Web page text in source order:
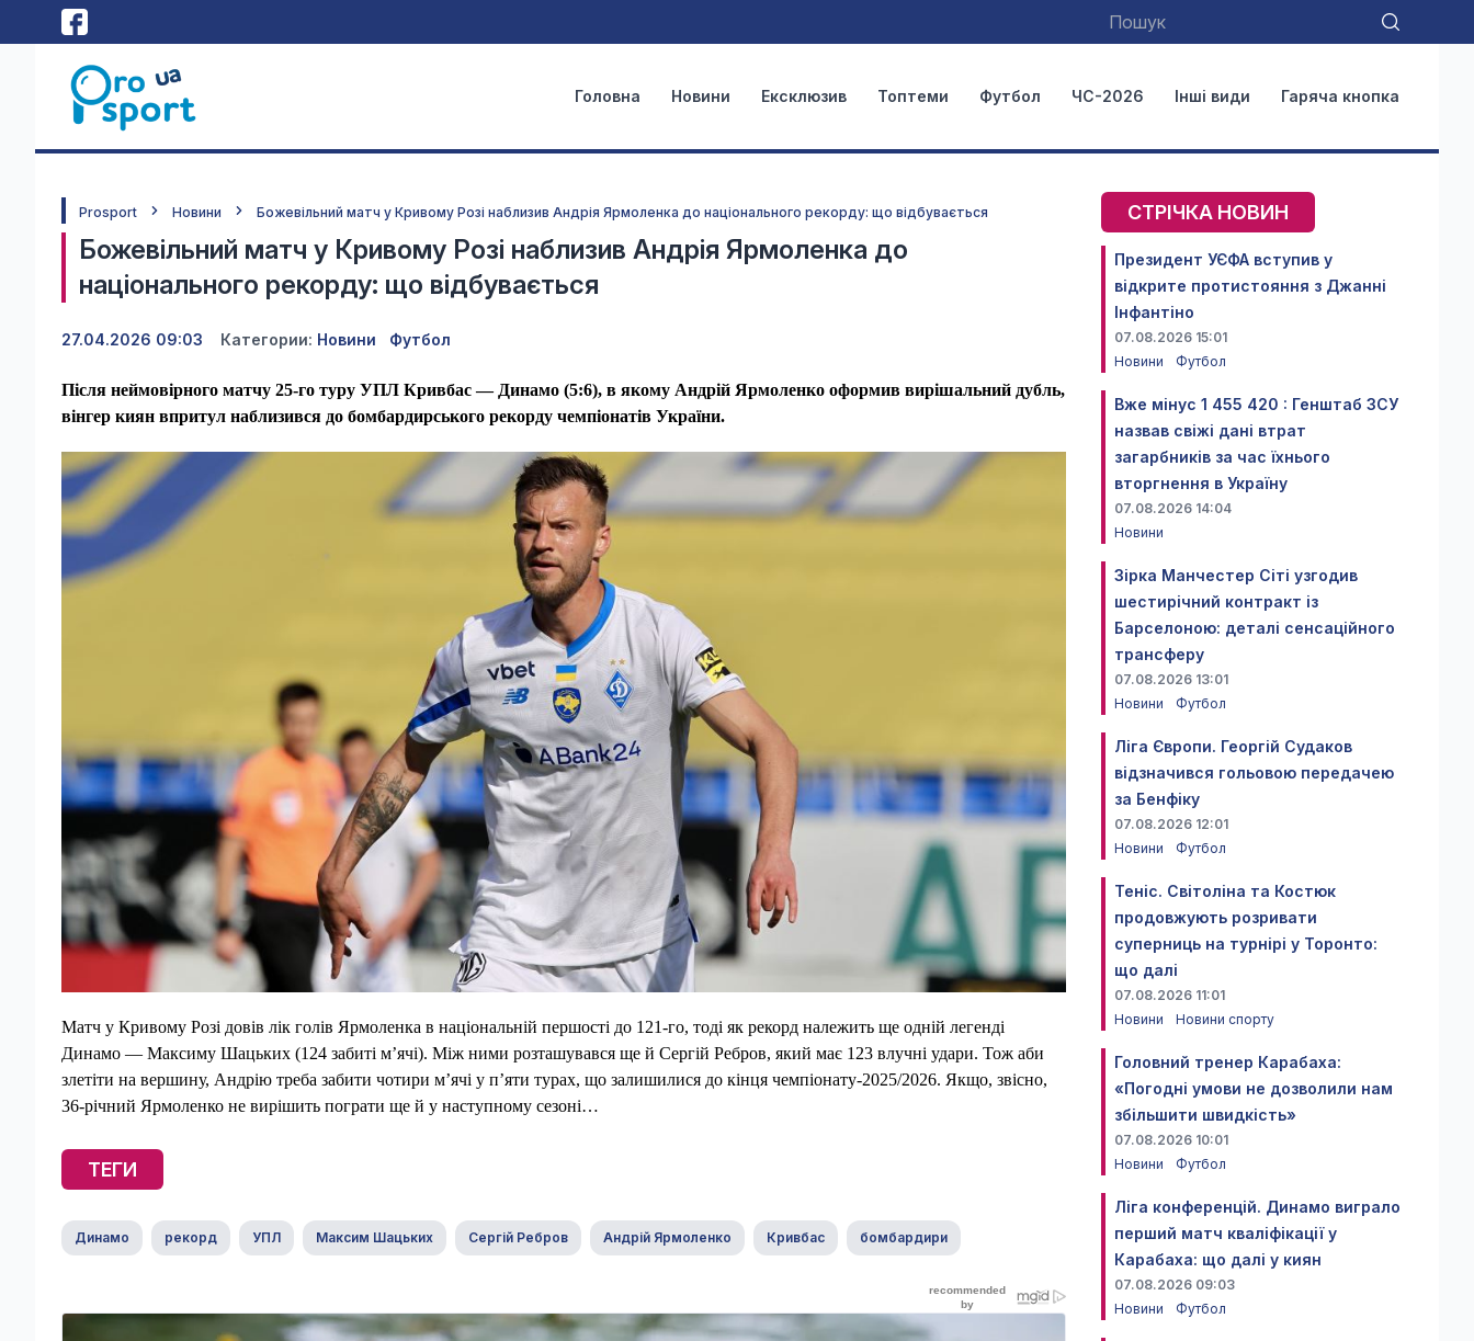
Головна Новини Ексклюзив Топтеми Футбол ЧС-2026 Інші види Гаряча кнопка
Prosport Новини Божевільний матч у Кривому Розі наблизив Андрія Ярмоленка до національного рекорду: що відбувається
Божевільний матч у Кривому Розі наблизив Андрія Ярмоленка до
національного рекорду: що відбувається
27.04.2026 09:03 Категории: Новини Футбол
Після неймовірного матчу 25-го туру УПЛ Кривбас — Динамо (5:6), в якому Андрій Ярмоленко оформив вирішальний дубль,
вінгер киян впритул наблизився до бомбардирського рекорду чемпіонатів України.
Матч у Кривому Розі довів лік голів Ярмоленка в національній першості до 121-го, тоді як рекорд належить ще одній легенді
Динамо — Максиму Шацьких (124 забиті м’ячі). Між ними розташувався ще й Сергій Ребров, який має 123 влучні удари. Тож аби
злетіти на вершину, Андрію треба забити чотири м’ячі у п’яти турах, що залишилися до кінця чемпіонату-2025/2026. Якщо, звісно,
36-річний Ярмоленко не вирішить пограти ще й у наступному сезоні…
ТЕГИ
Динамо рекорд УПЛ Максим Шацьких Сергій Ребров Андрій Ярмоленко Кривбас бомбардири
СТРІЧКА НОВИН
Президент УЄФА вступив у
відкрите протистояння з Джанні
Інфантіно
07.08.2026 15:01
Новини
Футбол
Вже мінус 1 455 420 : Генштаб ЗСУ
назвав свіжі дані втрат
загарбників за час їхнього
вторгнення в Україну
07.08.2026 14:04
Новини
Зірка Манчестер Сіті узгодив
шестирічний контракт із
Барселоною: деталі сенсаційного
трансферу
07.08.2026 13:01
Новини
Футбол
Ліга Європи. Георгій Судаков
відзначився гольовою передачею
за Бенфіку
07.08.2026 12:01
Новини
Футбол
Теніс. Світоліна та Костюк
продовжують розривати
суперниць на турнірі у Торонто:
що далі
07.08.2026 11:01
Новини
Новини спорту
Головний тренер Карабаха:
«Погодні умови не дозволили нам
збільшити швидкість»
07.08.2026 10:01
Новини
Футбол
Ліга конференцій. Динамо виграло
перший матч кваліфікації у
Карабаха: що далі у киян
07.08.2026 09:03
Новини
Футбол